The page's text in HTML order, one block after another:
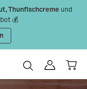
Thunfischcreme und
💰